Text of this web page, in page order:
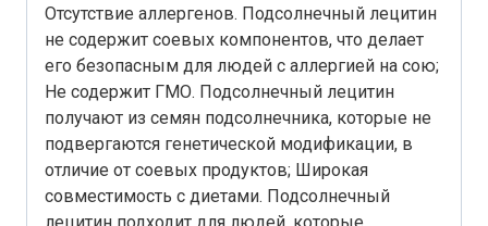
Отсутствие аллергенов. Подсолнечный лецитин
не содержит соевых компонентов, что делает
его безопасным для людей с аллергией на сою;
Не содержит ГМО. Подсолнечный лецитин
получают из семян подсолнечника, которые не
подвергаются генетической модификации, в
отличие от соевых продуктов; Широкая
совместимость с диетами. Подсолнечный